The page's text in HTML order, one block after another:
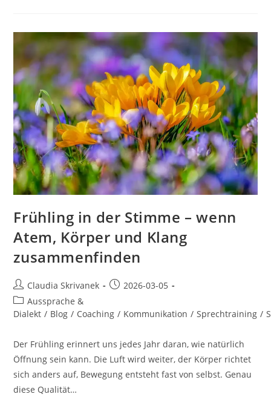
–
Atemarbeit,
Stimmgesundheit
Und
Die
Kunst,
Wieder
Bei
Sich
Anzukommen
Frühling in der Stimme – wenn
Atem, Körper und Klang
zusammenfinden
Beitrags-
Autor:
Claudia Skrivanek
Beitrag2026-03-05
Beitrags-
Kategorie:
Aussprache &
Dialekt / Blog / Coaching / Kommunikation / Sprechtraining /
Der Frühling erinnert uns jedes Jahr daran, wie natürlich
Öffnung sein kann. Die Luft wird weiter, der Körper richtet
sich anders auf, Bewegung entsteht fast von selbst. Genau
diese Qualität…